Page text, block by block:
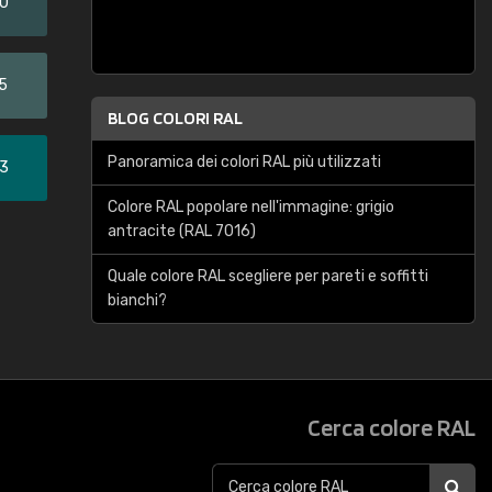
BLOG COLORI RAL
Panoramica dei colori RAL più utilizzati
Colore RAL popolare nell'immagine: grigio
antracite (RAL 7016)
Quale colore RAL scegliere per pareti e soffitti
bianchi?
Cerca colore RAL